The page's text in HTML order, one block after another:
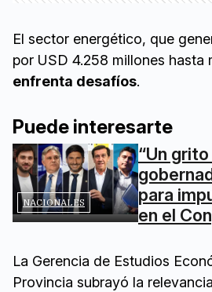
El sector energético, que
por USD 4.258 millones hasta
enfrenta desafíos.
Puede interesarte
NACIONALES
“Un
para
en el
La Gerencia de Estudios
Provincia subrayó la